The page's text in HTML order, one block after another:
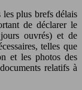
les plus brefs délais
de déclarer le
ouvrés) et de
telles que
et les photos des
relatifs à